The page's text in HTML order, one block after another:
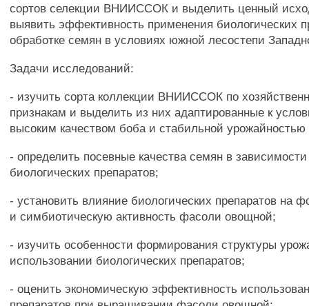
сортов селекции ВНИИССОК и выделить ценный
выявить эффективность применения биологических
обработке семян в условиях южной лесостепи
Задачи исследований:
- изучить сорта коллекции ВНИИССОК по
признакам и выделить из них адаптированные к
высоким качеством боба и стабильной
- определить посевные качества семян в
биологических препаратов;
- установить влияние биологических препаратов на
и симбиотическую активность фасоли овощной;
- изучить особенности формирования структуры
использовании биологических препаратов;
- оценить экономическую эффективность